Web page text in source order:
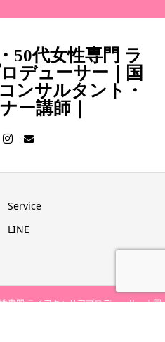
50代女性専門 ラ
デューサー｜国
ンサルタント・
ー講師｜
Service
LINE
門 ライフキャリアプロデューサー｜国